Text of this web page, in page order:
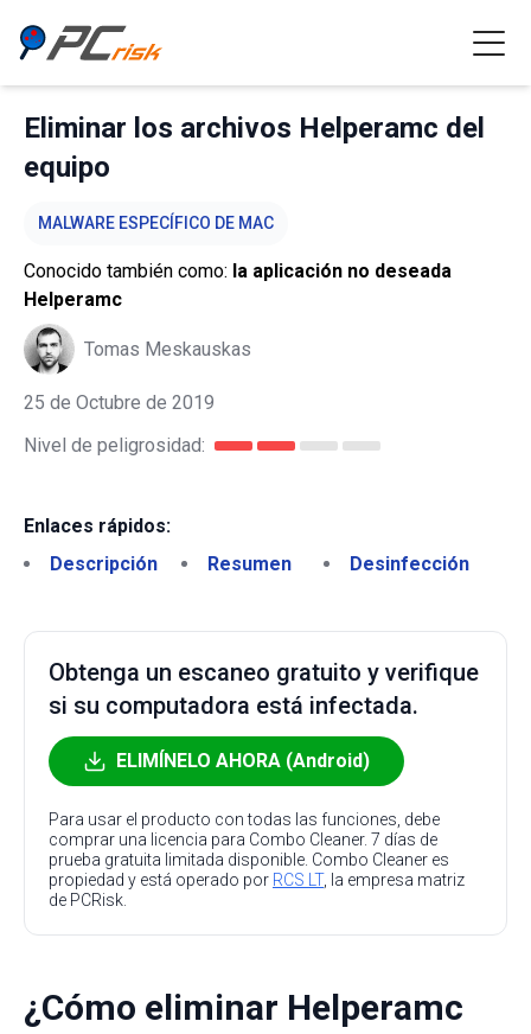
Eliminar los archivos Helperamc del
equipo
MALWARE ESPECÍFICO DE MAC
Conocido también como: la aplicación no deseada
Helperamc
Tomas Meskauskas
25 de Octubre de 2019
Nivel de peligrosidad:
Enlaces rápidos:
Descripción
Resumen Desinfección
Obtenga un escaneo gratuito y verifique
si su computadora está infectada.
ELIMÍNELO AHORA (Android)
Para usar el producto con todas las funciones, debe
comprar una licencia para Combo Cleaner. 7 días de
prueba gratuita limitada disponible. Combo Cleaner es
propiedad y está operado por RCS LT, la empresa matriz
de PCRisk.
¿Cómo eliminar Helperamc